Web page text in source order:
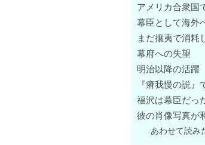
アメリカ合衆国
幕臣として海外
まだ攘夷で消耗
幕府への失望
明治以降の活躍
『瘠我慢の説
福沢は幕臣だっ
彼の肖像写真が
あわせて読み